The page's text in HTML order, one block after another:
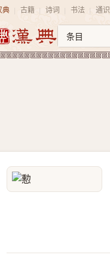
典 古籍 诗词 书法 通识